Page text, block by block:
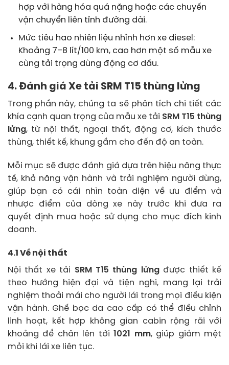
hợp với hàng hóa quá nặng hoặc các chuyến
vận chuyển liên tỉnh đường dài.
Mức tiêu hao nhiên liệu nhỉnh hơn xe diesel:
Khoảng 7–8 lít/100 km, cao hơn một số mẫu xe
cùng tải trọng dùng động cơ dầu.
4. Đánh giá Xe tải SRM T15 thùng lửng
Trong phần này, chúng ta sẽ phân tích chi tiết các
khía cạnh quan trọng của mẫu xe tải SRM T15 thùng
lửng, từ nội thất, ngoại thất, động cơ, kích thước
thùng, thiết kế, khung gầm cho đến độ an toàn.
Mỗi mục sẽ được đánh giá dựa trên hiệu năng thực
tế, khả năng vận hành và trải nghiệm người dùng,
giúp bạn có cái nhìn toàn diện về ưu điểm và
nhược điểm của dòng xe này trước khi đưa ra
quyết định mua hoặc sử dụng cho mục đích kinh
doanh.
4.1 Về nội thất
Nội thất xe tải SRM T15 thùng lửngđược thiết kế
theo hướng hiện đại và tiện nghi, mang lại trải
nghiệm thoải mái cho người lái trong mọi điều kiện
vận hành. Ghế bọc da cao cấp có thể điều chỉnh
linh hoạt, kết hợp không gian cabin rộng rãi với
khoảng để chân lên tới1021 mm, giúp giảm mệt
mỏi khi lái xe liên tục.